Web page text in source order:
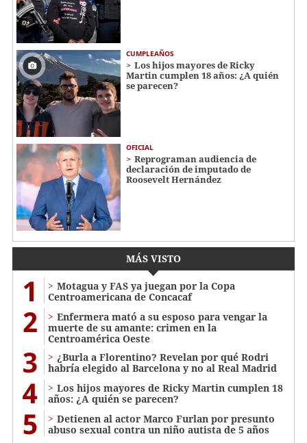
CUMPLEAÑOS
Los hijos mayores de Ricky
Martin cumplen 18 años: ¿A quién
se parecen?
OFICIAL
Reprograman audiencia de
declaración de imputado de
Roosevelt Hernández
MÁS VISTO
1
Motagua y FAS ya juegan por la Copa
Centroamericana de Concacaf
2
Enfermera mató a su esposo para vengar la
muerte de su amante: crimen en la
Centroamérica Oeste
3
¿Burla a Florentino? Revelan por qué Rodri
habría elegido al Barcelona y no al Real Madrid
4
Los hijos mayores de Ricky Martin cumplen 18
años: ¿A quién se parecen?
5
Detienen al actor Marco Furlan por presunto
abuso sexual contra un niño autista de 5 años